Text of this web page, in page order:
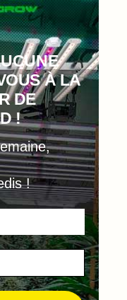
À LA
DE
!
!